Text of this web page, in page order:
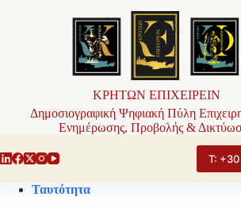
ΚΡΗΤΩΝ ΕΠΙΧΕΙΡΕΙΝ
Δημοσιογραφική Ψηφιακή Πύλη
Ενημέρωσης, Προβολής &
Τ: +30
Ταυτότητα